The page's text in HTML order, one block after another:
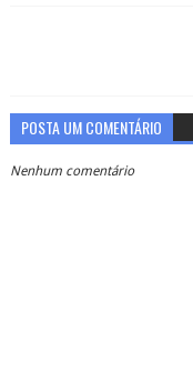
POSTA UM COMENTÁRIO
Nenhum comentário